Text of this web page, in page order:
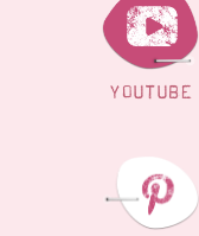
Impressum
YOUTUBE